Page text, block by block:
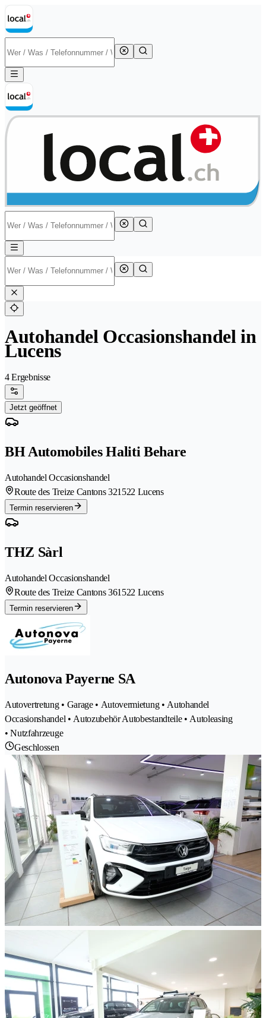
Autohandel Occasionshandel in
Lucens
4 Ergebnisse
Jetzt geöffnet
BH Automobiles Haliti Behare
Autohandel Occasionshandel
Route des Treize Cantons 321522 Lucens
Termin reservieren
THZ Sàrl
Autohandel Occasionshandel
Route des Treize Cantons 361522 Lucens
Termin reservieren
Autonova Payerne SA
Autovertretung • Garage • Autovermietung • Autohandel
Occasionshandel • Autozubehör Autobestandteile • Autoleasing
• Nutzfahrzeuge
Geschlossen